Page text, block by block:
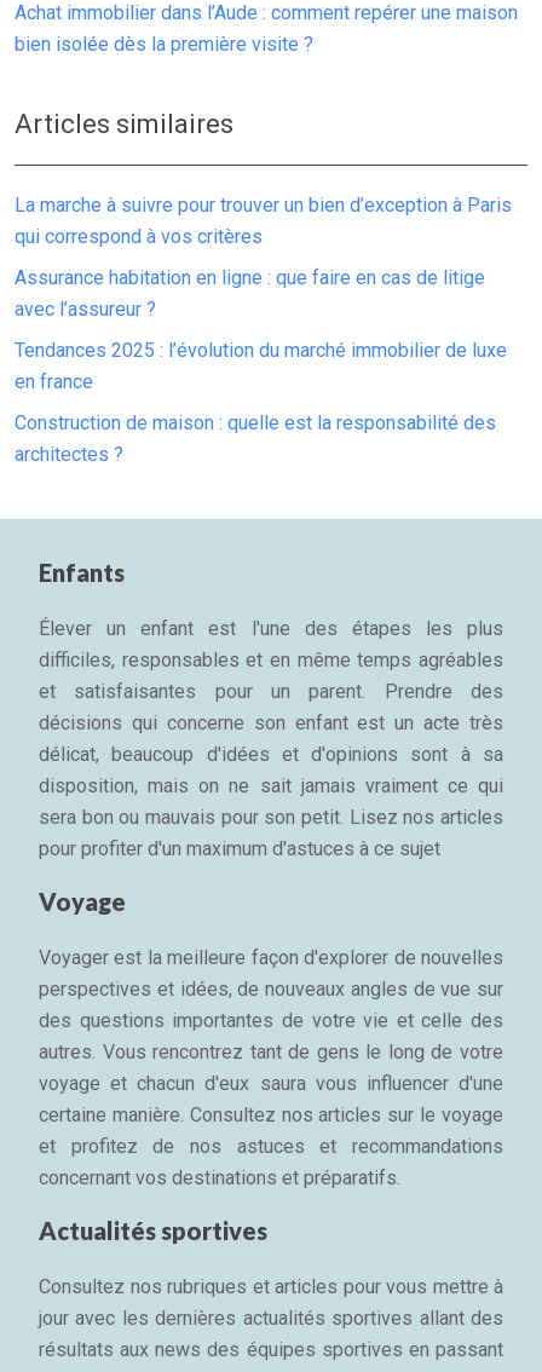
Achat immobilier dans l’Aude : comment repérer une maison
bien isolée dès la première visite ?
Articles similaires
La marche à suivre pour trouver un bien d’exception à Paris
qui correspond à vos critères
Assurance habitation en ligne : que faire en cas de litige
avec l’assureur ?
Tendances 2025 : l’évolution du marché immobilier de luxe
en france
Construction de maison : quelle est la responsabilité des
architectes ?
Enfants
Élever un enfant est l'une des étapes les plus
difficiles, responsables et en même temps agréables
et satisfaisantes pour un parent. Prendre des
décisions qui concerne son enfant est un acte très
délicat, beaucoup d'idées et d'opinions sont à sa
disposition, mais on ne sait jamais vraiment ce qui
sera bon ou mauvais pour son petit. Lisez nos articles
pour profiter d'un maximum d'astuces à ce sujet
Voyage
Voyager est la meilleure façon d'explorer de nouvelles
perspectives et idées, de nouveaux angles de vue sur
des questions importantes de votre vie et celle des
autres. Vous rencontrez tant de gens le long de votre
voyage et chacun d'eux saura vous influencer d'une
certaine manière. Consultez nos articles sur le voyage
et profitez de nos astuces et recommandations
concernant vos destinations et préparatifs.
Actualités sportives
Consultez nos rubriques et articles pour vous mettre à
jour avec les dernières actualités sportives allant des
résultats aux news des équipes sportives en passant